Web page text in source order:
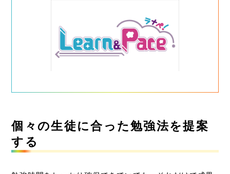
個々の生徒に合った勉強法を提案
する